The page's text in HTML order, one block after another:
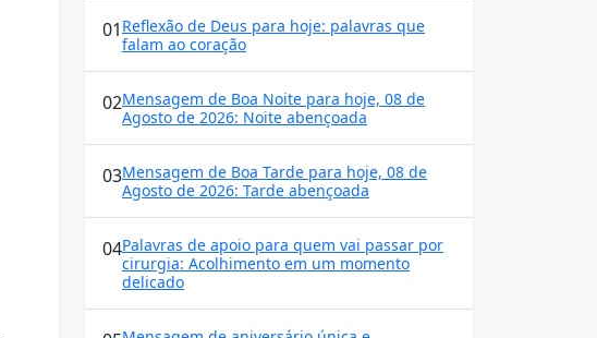
01 Reflexão de Deus para hoje: palavras que
falam ao coração
02Mensagem de Boa Noite para hoje, 08 de
Agosto de 2026: Noite abençoada
03Mensagem de Boa Tarde para hoje, 08 de
Agosto de 2026: Tarde abençoada
04Palavras de apoio para quem vai passar por
cirurgia: Acolhimento em um momento
delicado